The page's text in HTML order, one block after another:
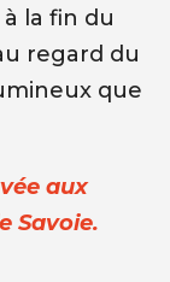
la fin du
regard du
que
aux
Savoie.